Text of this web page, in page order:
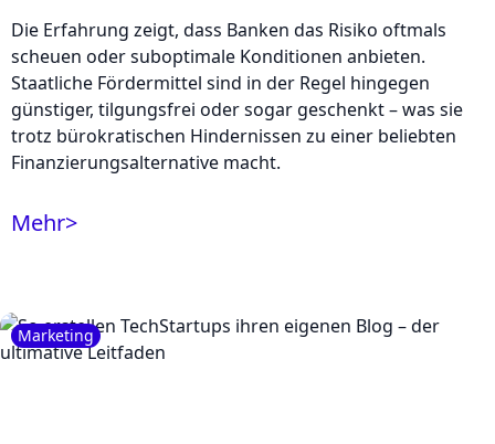
Die Erfahrung zeigt, dass Banken das Risiko oftmals
scheuen oder suboptimale Konditionen anbieten.
Staatliche Fördermittel sind in der Regel hingegen
günstiger, tilgungsfrei oder sogar geschenkt – was sie
trotz bürokratischen Hindernissen zu einer beliebten
Finanzierungsalternative macht.
Mehr>
Marketing